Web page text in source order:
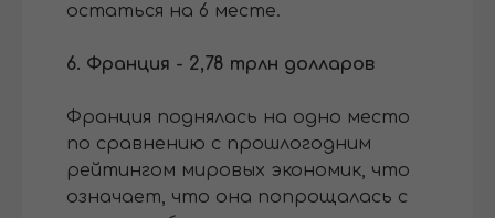
остаться на 6 месте.
6. Франция - 2,78 трлн долларов
Франция поднялась на одно место
по сравнению с прошлогодним
рейтингом мировых экономик, что
означает, что она попрощалась с